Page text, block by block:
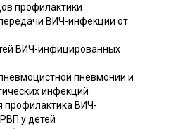
профилактики
ВИЧ-инфекции от
ВИЧ-инфицированных
пневмонии и
инфекций
профилактика ВИЧ-
у детей